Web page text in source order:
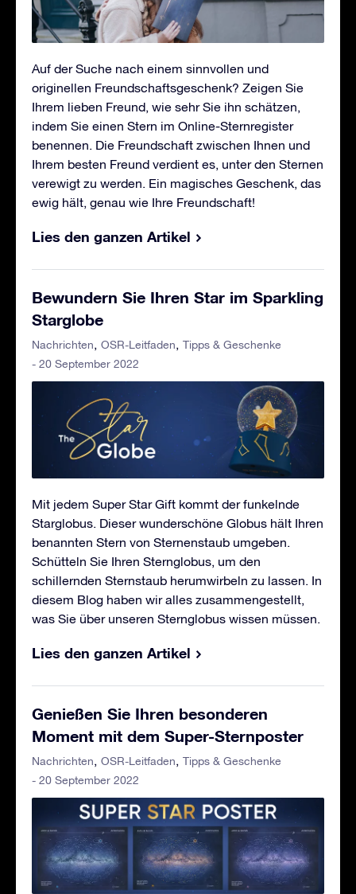
Auf der Suche nach einem sinnvollen und
originellen Freundschaftsgeschenk? Zeigen Sie
Ihrem lieben Freund, wie sehr Sie ihn schätzen,
indem Sie einen Stern im Online-Sternregister
benennen. Die Freundschaft zwischen Ihnen und
Ihrem besten Freund verdient es, unter den Sternen
verewigt zu werden. Ein magisches Geschenk, das
ewig hält, genau wie Ihre Freundschaft!
Lies den ganzen Artikel
Bewundern Sie Ihren Star im Sparkling
Starglobe
Nachrichten OSR-Leitfaden
Tipps & Geschenke
- 20 September 2022
Mit jedem Super Star Gift kommt der funkelnde
Starglobus. Dieser wunderschöne Globus hält Ihren
benannten Stern von Sternenstaub umgeben.
Schütteln Sie Ihren Sternglobus, um den
schillernden Sternstaub herumwirbeln zu lassen. In
diesem Blog haben wir alles zusammengestellt,
was Sie über unseren Sternglobus wissen müssen.
Lies den ganzen Artikel
Genießen Sie Ihren besonderen
Moment mit dem Super-Sternposter
Nachrichten OSR-Leitfaden
Tipps & Geschenke
- 20 September 2022